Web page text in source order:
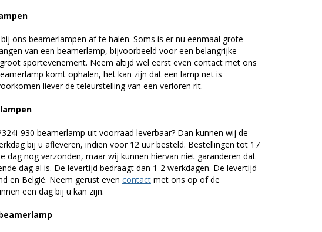
ons beamerlampen af te halen. Soms is er nu eenmaal grote
van een beamerlamp, bijvoorbeeld voor een belangrijke
sportevenement. Neem altijd wel eerst even contact met ons
komt ophalen, het kan zijn dat een lamp net is
liever de teleurstelling van een verloren rit.
930 beamerlamp uit voorraad leverbaar? Dan kunnen wij de
bij u afleveren, indien voor 12 uur besteld. Bestellingen tot 17
dag nog verzonden, maar wij kunnen hiervan niet garanderen dat
dag al is. De levertijd bedraagt dan 1-2 werkdagen. De levertijd
en België. Neem gerust even contact met ons op of de
een dag bij u kan zijn.